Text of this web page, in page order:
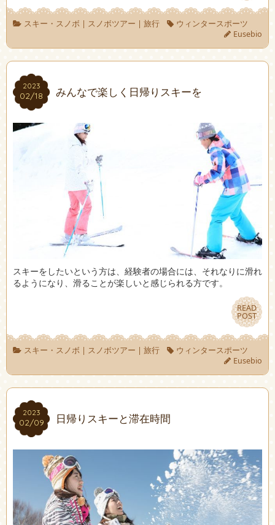
スキー・スノボ | スノボツアー | 旅行
ウィンタースポーツ
Eusebio
2023
02/18
2023
02/18 みんなで楽しく日帰りスキーを
スキーをしたいという方は、経験者の場合には、それなりに滑れ
るようになり、滑ることが楽しいと感じられる方です。
READ
POST
READ
POST
スキー・スノボ | スノボツアー | 旅行
ウィンタースポーツ
Eusebio
2023
02/09
2023
02/09 日帰りスキーと滞在時間